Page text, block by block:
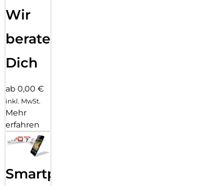
Wir
beraten
Dich
ab 0,00 €
inkl. MwSt.
Mehr
erfahren
Smartphone